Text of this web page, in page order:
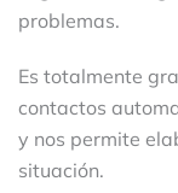
problemas.
Es totalmente
contactos
y nos permite
situación.